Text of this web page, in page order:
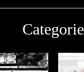
Categorie